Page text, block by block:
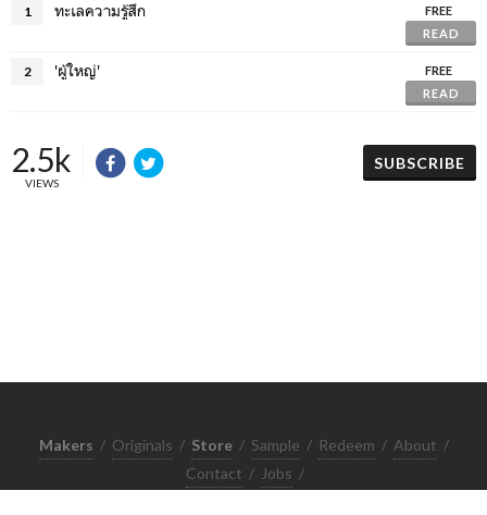
1 ทะเลความรู้สึก
FREE
READ
2 'ผู้ใหญ่'
FREE
READ
2.5k
VIEWS
SUBSCRIBE
Makers / Originals / Store / Sample / Redeem / About /
Contact / Jobs /